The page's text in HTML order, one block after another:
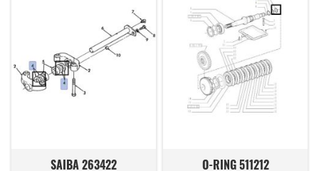
SAIBA 263422 O-RING 511212